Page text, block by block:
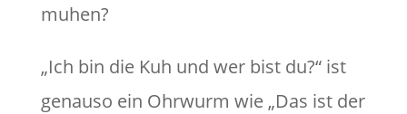
muhen?
„Ich bin die Kuh und wer bist du?“ ist
genauso ein Ohrwurm wie „Das ist der